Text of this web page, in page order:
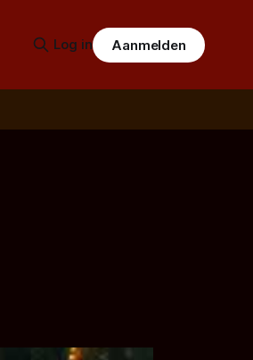
Log in Aanmelden